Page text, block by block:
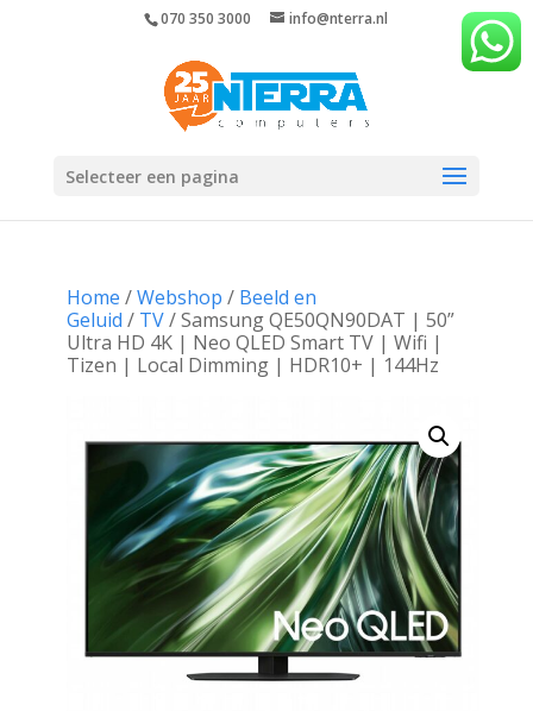
070 350 3000 info@nterra.nl
Selecteer een pagina
Home /Webshop / Beeld en
Geluid / TV/ Samsung QE50QN90DAT | 50”
Ultra HD 4K | Neo QLED Smart TV | Wifi |
Tizen | Local Dimming | HDR10+ | 144Hz